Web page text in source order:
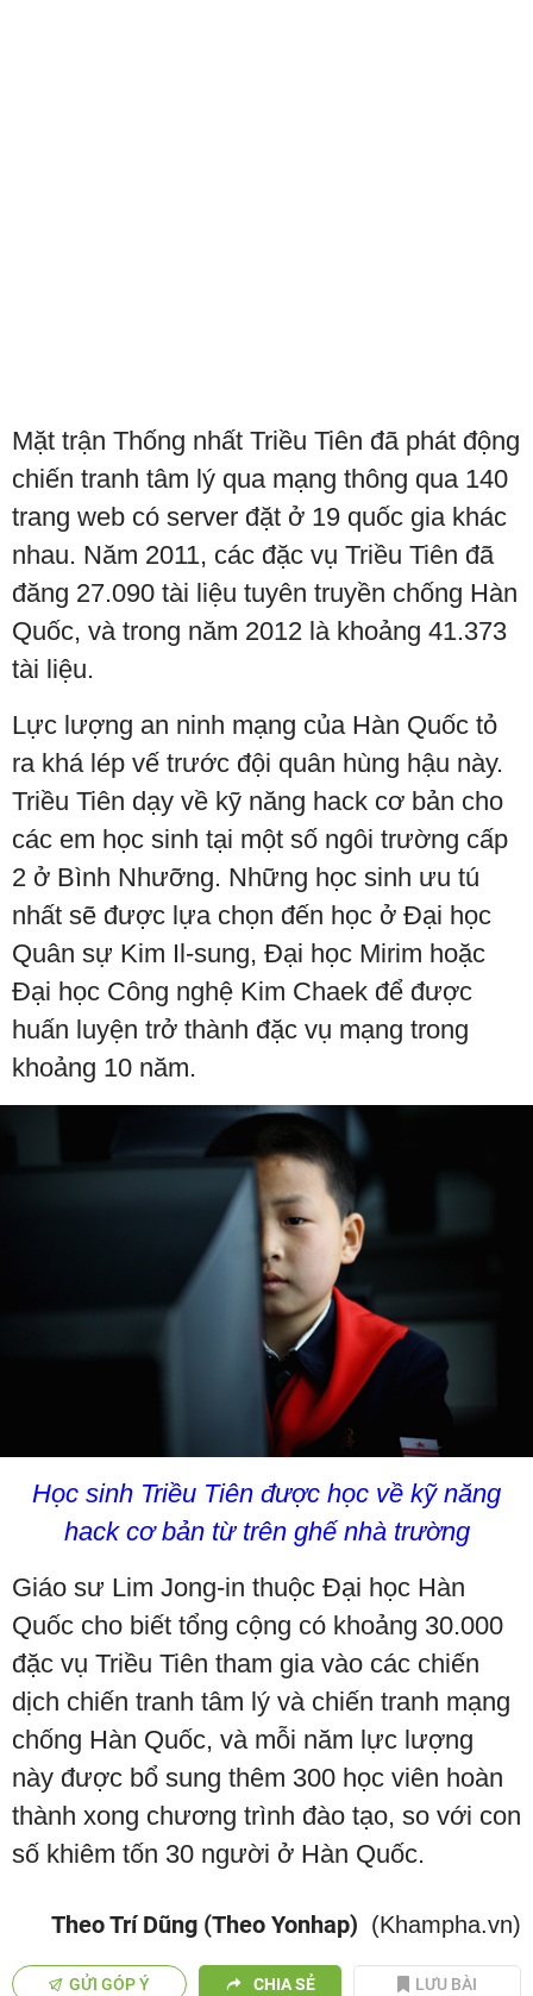
Mặt trận Thống nhất Triều Tiên đã phát động
chiến tranh tâm lý qua mạng thông qua 140
trang web có server đặt ở 19 quốc gia khác
nhau. Năm 2011, các đặc vụ Triều Tiên đã
đăng 27.090 tài liệu tuyên truyền chống Hàn
Quốc, và trong năm 2012 là khoảng 41.373
tài liệu.
Lực lượng an ninh mạng của Hàn Quốc tỏ
ra khá lép vế trước đội quân hùng hậu này.
Triều Tiên dạy về kỹ năng hack cơ bản cho
các em học sinh tại một số ngôi trường cấp
2 ở Bình Nhưỡng. Những học sinh ưu tú
nhất sẽ được lựa chọn đến học ở Đại học
Quân sự Kim Il-sung, Đại học Mirim hoặc
Đại học Công nghệ Kim Chaek để được
huấn luyện trở thành đặc vụ mạng trong
khoảng 10 năm.
Học sinh Triều Tiên được học về kỹ năng
hack cơ bản từ trên ghế nhà trường
Giáo sư Lim Jong-in thuộc Đại học Hàn
Quốc cho biết tổng cộng có khoảng 30.000
đặc vụ Triều Tiên tham gia vào các chiến
dịch chiến tranh tâm lý và chiến tranh mạng
chống Hàn Quốc, và mỗi năm lực lượng
này được bổ sung thêm 300 học viên hoàn
thành xong chương trình đào tạo, so với con
số khiêm tốn 30 người ở Hàn Quốc.
Theo Trí Dũng (Theo Yonhap) (Khampha.vn)
GỬI GÓP Ý CHIA SẺ LƯU BÀI